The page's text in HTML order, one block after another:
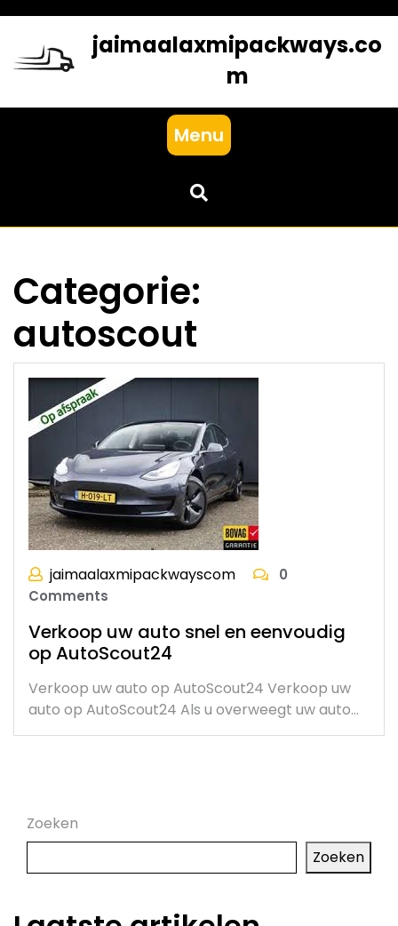
content
jaimaalaxmipackways.co
m
Menu
Categorie:
autoscout
jaimaalaxmipackwayscom
0
Comments
Verkoop uw auto snel en eenvoudig
op AutoScout24
Verkoop uw auto op AutoScout24 Verkoop uw
auto op AutoScout24 Als u overweegt uw auto…
Zoeken
Zoeken